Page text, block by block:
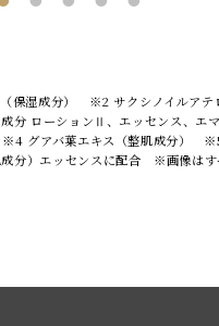
保湿成分） ※2 サクシノイルアテ
ローションⅡ、エッセンス、エマ
※4 グアバ葉エキス（整肌成分）
成分）エッセンスに配合 ※画像はす